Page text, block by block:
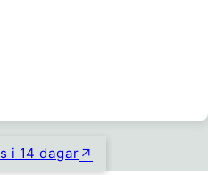
i 14 dagar